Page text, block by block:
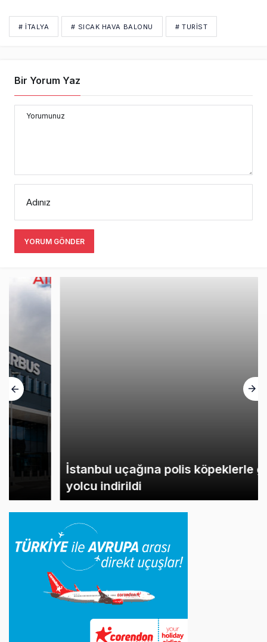
# İTALYA # SICAK HAVA BALONU # TURIST
Bir Yorum Yaz
Yorumunuz
Adınız
YORUM GÖNDER
İstanbul uçağına polis köpeklerle girdi: 3
yolcu indirildi